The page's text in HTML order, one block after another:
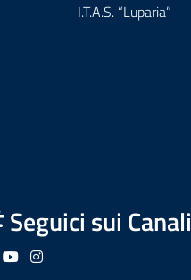
I.T.A.S. “Luparia”
Seguici sui Canali
Seguici su Facebook
Seguici su YouTube
Seguici su Instagram